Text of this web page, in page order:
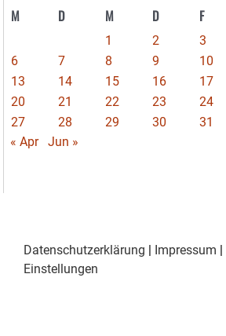
M D M D F
1 2 3
6
7 8 9 10
13
14 15 16 17
20
21 22 23 24
27
28 29 30
31
« Apr
Jun »
Datenschutzerklärung | Impressum |
Einstellungen